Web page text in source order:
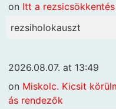
on Itt a
rezsiholokauszt
2026.08.07. at 13:49
on Miskolc. Kicsit
ás rendezők